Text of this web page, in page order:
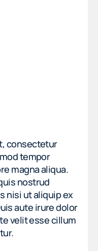
consectetur
tempor
magna aliqua.
nostrud
nisi ut aliquip ex
aute irure dolor
velit esse cillum